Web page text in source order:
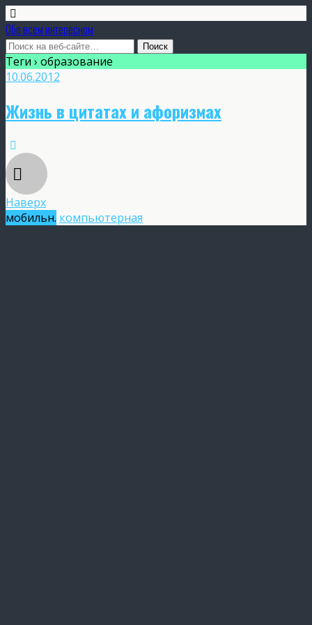
Обо всем интересном
Теги › образование
10.06.2012
Жизнь в цитатах и афоризмах
Наверх
мобильн. компьютерная